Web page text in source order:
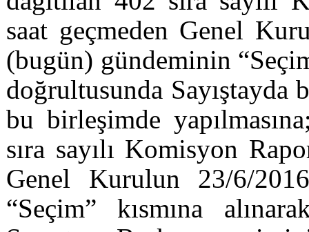
saat geçmeden Genel
(bugün) gündeminin
doğrultusunda
bu birleşimde
sıra sayılı Komisyon
Genel Kurulun 23/6/
“Seçim” kısmına